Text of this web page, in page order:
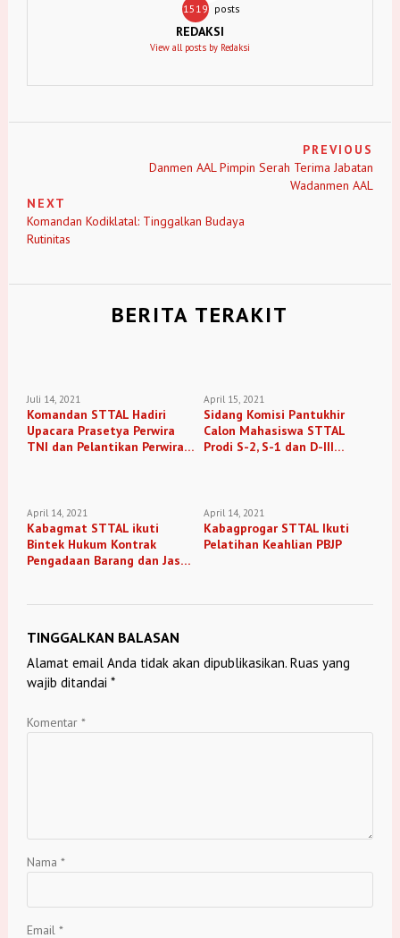
1519 posts
REDAKSI
View all posts by Redaksi
PREVIOUS
Danmen AAL Pimpin Serah Terima Jabatan
Wadanmen AAL
NEXT
Komandan Kodiklatal: Tinggalkan Budaya
Rutinitas
BERITA TERAKIT
Juli 14, 2021
Komandan STTAL Hadiri
Upacara Prasetya Perwira
TNI dan Pelantikan Perwira
April 15, 2021
Sidang Komisi Pantukhir
Calon Mahasiswa STTAL
Prodi S-2, S-1 dan D-III
April 14, 2021
Kabagmat STTAL ikuti
Bintek Hukum Kontrak
Pengadaan Barang dan Jasa
April 14, 2021
Kabagprogar STTAL Ikuti
Pelatihan Keahlian PBJP
TINGGALKAN BALASAN
Alamat email Anda tidak akan dipublikasikan. Ruas yang
wajib ditandai *
Komentar *
Nama *
Email *